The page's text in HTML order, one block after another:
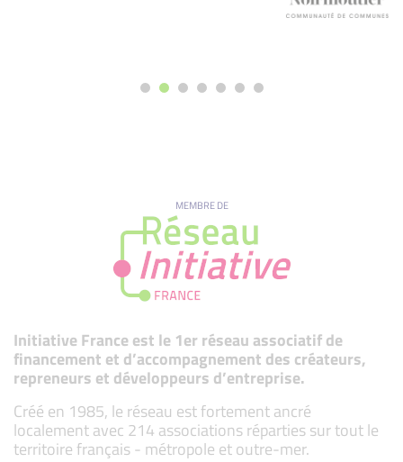
MEMBRE DE
Initiative France est le 1er réseau associatif de
financement et d’accompagnement des créateurs,
repreneurs et développeurs d’entreprise.
Créé en 1985, le réseau est fortement ancré
localement avec 214 associations réparties sur tout le
territoire français - métropole et outre-mer.